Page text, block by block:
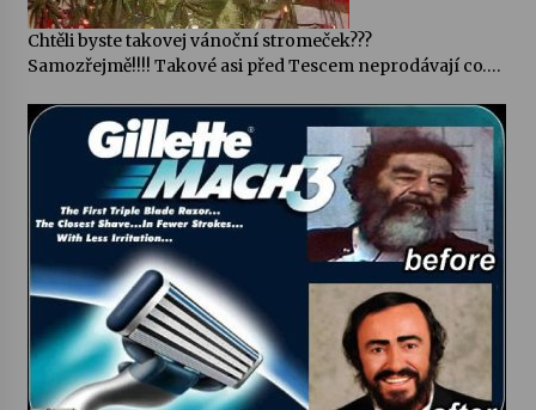
odkaz Josefa Čapka
13. 7. 2026
Želiv
3. 7. 2026
Petr Adamec – Malovaný svět
30. 6. 2026
Chtěli byste takovej vánoční stromeček???
Samozřejmě!!!! Takové asi před Tescem neprodávají co….